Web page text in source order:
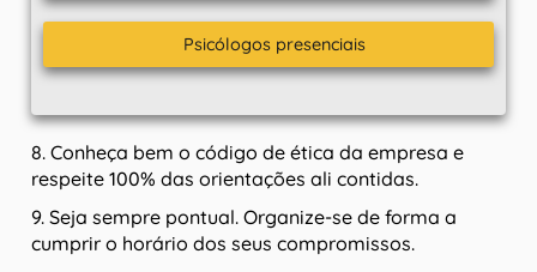
Psicólogos presenciais
8. Conheça bem o código de ética da empresa e
respeite 100% das orientações ali contidas.
9. Seja sempre pontual. Organize-se de forma a
cumprir o horário dos seus compromissos.